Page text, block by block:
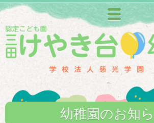
メニュー
幼稚園のお知